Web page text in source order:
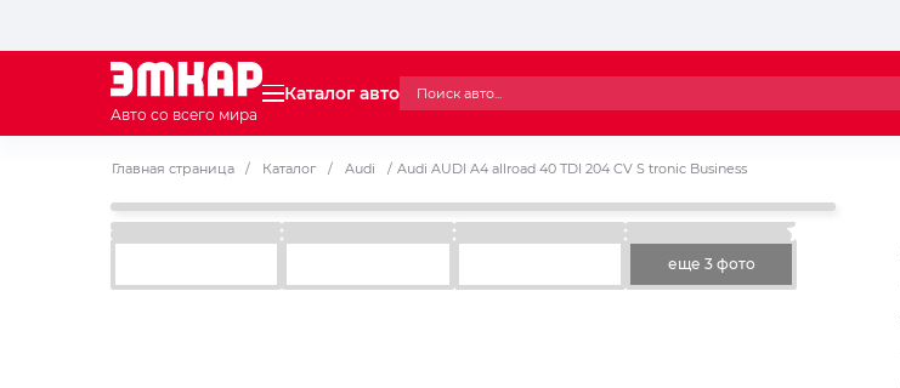
Авто со всего мира
Каталог авто
Главная страница / Каталог / Audi / Audi AUDI A4 allroad 40 TDI 204 CV S tronic Business
еще 3 фото